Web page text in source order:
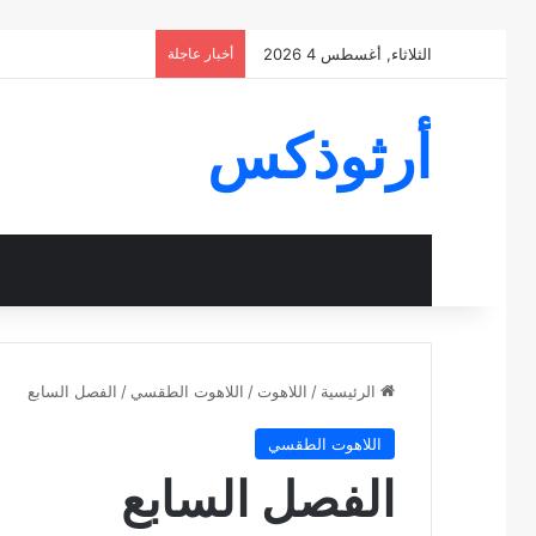
الثلاثاء, أغسطس 4 2026 أخبار عاجلة
أرثوذكس
الرئيسية / اللاهوت / اللاهوت الطقسي / الفصل السابع
اللاهوت الطقسي
الفصل السابع